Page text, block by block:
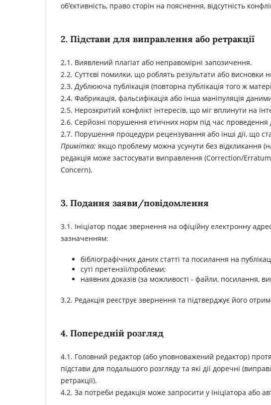
об’єктивність, право сторін на пояснення, відсутність
2. Підстави для виправлення або ретракції
2.1. Виявлений плагіат або неправомірні запозичення.
2.2. Суттєві помилки, що роблять результати або висновки
2.3. Дублююча публікація (повторна публікація того ж
2.4. Фабрикація, фальсифікація або інша маніпуляція
2.5. Нерозкритий конфлікт інтересів, що міг вплинути на
2.6. Серйозні порушення етичних норм під час проведення
2.7. Порушення процедури рецензування або інші дії, що
Примітка: якщо проблему можна усунути без відкликання
редакція може застосувати виправлення (Correction/
Concern).
3. Подання заяви/повідомлення
3.1. Ініціатор подає звернення на офіційну електронну
зазначенням:
бібліографічних даних статті та посилання на
суті претензії/проблеми;
наявних доказів (за можливості - файли, посилання,
3.2. Редакція реєструє звернення та підтверджує його
4. Попередній розгляд
4.1. Головний редактор (або уповноважений редактор)
підстави для подальшого розгляду та які дії доречні
ретракції).
4.2. За потреби редакція може запросити у ініціатора або